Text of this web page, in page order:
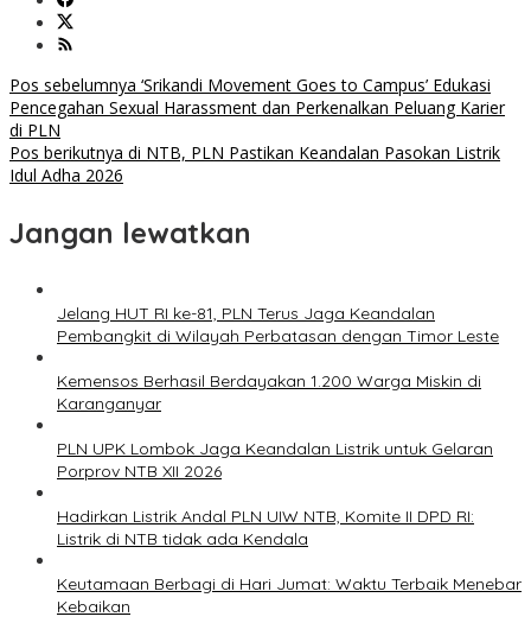
Navigasi
pos
Pos sebelumnya ‘Srikandi Movement Goes to Campus’ Edukasi
Pencegahan Sexual Harassment dan Perkenalkan Peluang Karier
di PLN
Pos berikutnya di NTB, PLN Pastikan Keandalan Pasokan Listrik
Idul Adha 2026
Jangan lewatkan
Jelang HUT RI ke-81, PLN Terus Jaga Keandalan
Pembangkit di Wilayah Perbatasan dengan Timor Leste
Kemensos Berhasil Berdayakan 1.200 Warga Miskin di
Karanganyar
PLN UPK Lombok Jaga Keandalan Listrik untuk Gelaran
Porprov NTB XII 2026
Hadirkan Listrik Andal PLN UIW NTB, Komite II DPD RI:
Listrik di NTB tidak ada Kendala
Keutamaan Berbagi di Hari Jumat: Waktu Terbaik Menebar
Kebaikan